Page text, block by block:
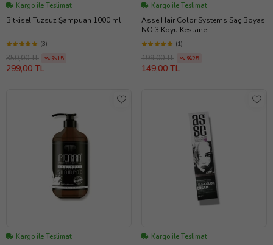
Kargo ile Teslimat
Bitkisel Tuzsuz Şampuan 1000 ml
(3)
350,00 TL %15
299,00 TL
Kargo ile Teslimat
Asse Hair Color Systems Saç Boyası
NO:3 Koyu Kestane
(1)
199,00 TL %25
149,00 TL
Kargo ile Teslimat Kargo ile Teslimat